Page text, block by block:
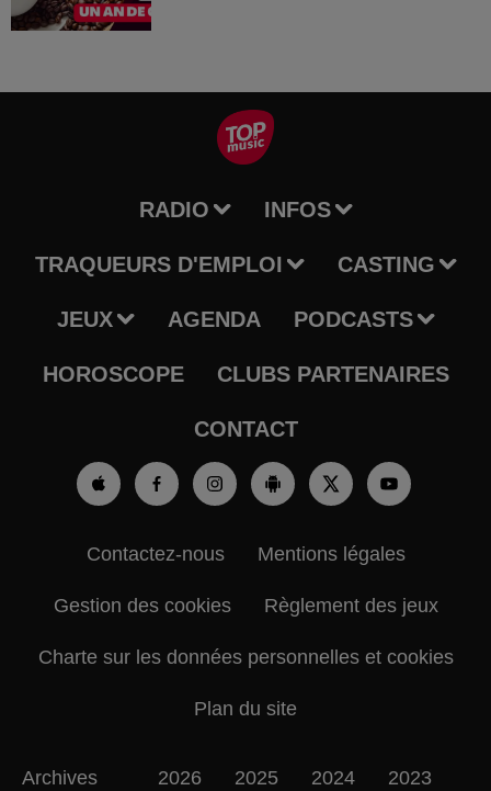
RADIO INFOS
TRAQUEURS D'EMPLOI CASTING
JEUX AGENDA PODCASTS
HOROSCOPE CLUBS PARTENAIRES
CONTACT
Contactez-nous Mentions légales
Gestion des cookies Règlement des jeux
Charte sur les données personnelles et cookies
Plan du site
Archives 2026 2025 2024 2023